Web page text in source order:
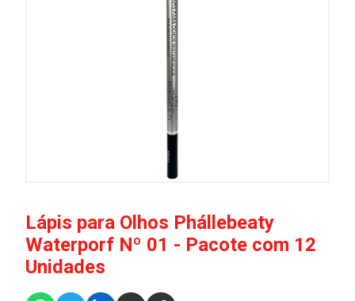
Lápis para Olhos Phállebeaty
Waterporf Nº 01 - Pacote com 12
Unidades